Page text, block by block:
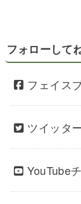
フォローして
フェイス
ツイッタ
YouTube